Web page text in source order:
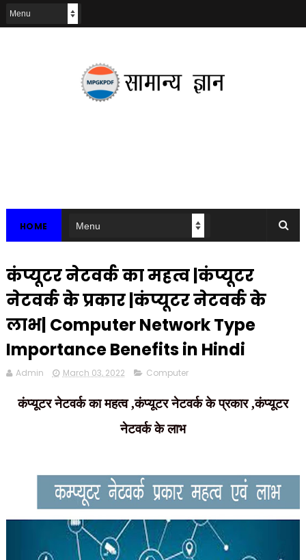
HOME
कंप्यूटर नेटवर्क का महत्व |कंप्यूटर
नेटवर्क के प्रकार |कंप्यूटर नेटवर्क के
लाभ| Computer Network Type
Importance Benefits in Hindi
Admin March 03, 2022 Computer
कंप्यूटर नेटवर्क का महत्व ,कंप्यूटर नेटवर्क के प्रकार ,कंप्यूटर
नेटवर्क के लाभ